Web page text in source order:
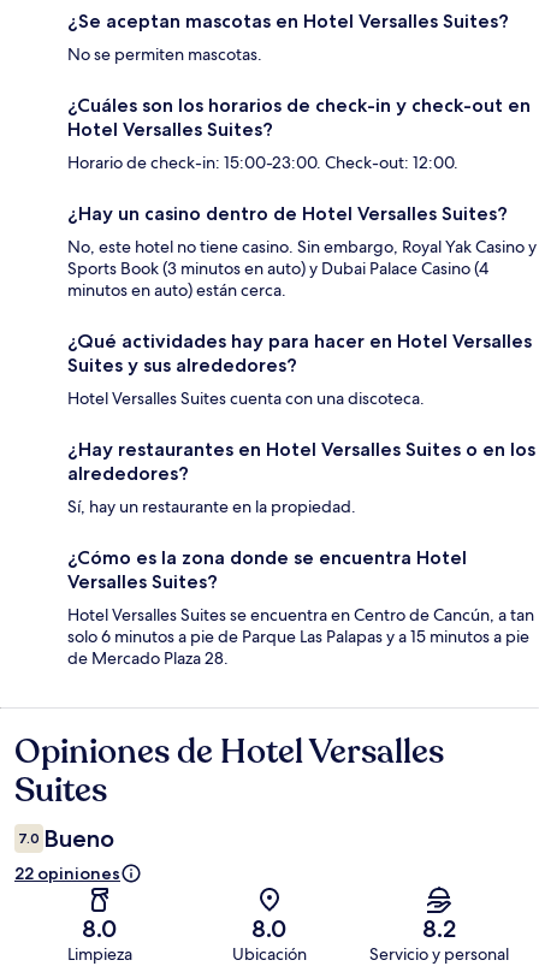
¿Se aceptan mascotas en Hotel Versalles Suites?
No se permiten mascotas.
¿Cuáles son los horarios de check-in y check-out en
Hotel Versalles Suites?
Horario de check-in: 15:00-23:00. Check-out: 12:00.
¿Hay un casino dentro de Hotel Versalles Suites?
No, este hotel no tiene casino. Sin embargo, Royal Yak Casino y
Sports Book (3 minutos en auto) y Dubai Palace Casino (4
minutos en auto) están cerca.
¿Qué actividades hay para hacer en Hotel Versalles
Suites y sus alrededores?
Hotel Versalles Suites cuenta con una discoteca.
¿Hay restaurantes en Hotel Versalles Suites o en los
alrededores?
Sí, hay un restaurante en la propiedad.
¿Cómo es la zona donde se encuentra Hotel
Versalles Suites?
Hotel Versalles Suites se encuentra en Centro de Cancún, a tan
solo 6 minutos a pie de Parque Las Palapas y a 15 minutos a pie
de Mercado Plaza 28.
Opiniones
Opiniones de Hotel Versalles
Suites
7.0 Bueno
22 opiniones
8.0
Limpieza
8.0
Ubicación
8.2
Servicio y personal